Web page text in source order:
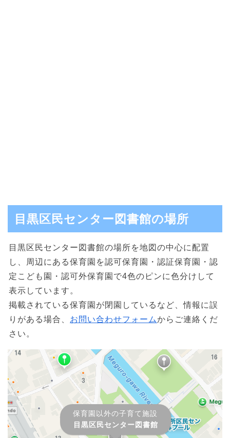
目黒区民センター図書館の場所
目黒区民センター図書館の場所を地図の中心に配置
し、周辺にある保育園を認可保育園・認証保育園・認
定こども園・認可外保育園で4色のピンに色分けして
表示しています。
掲載されている保育園が閉園しているなど、情報に誤
りがある場合、 お問い合わせフォームからご連絡くだ
さい。
保育園以外の子育て施設
目黒区民センター図書館